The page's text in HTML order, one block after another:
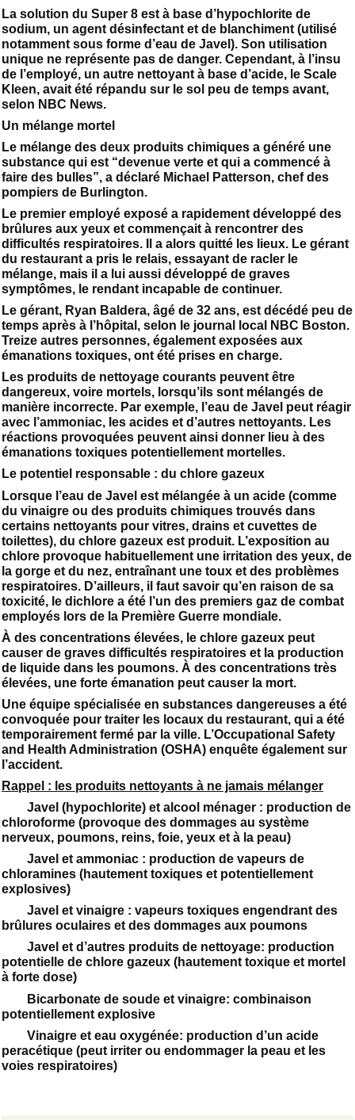
La solution du Super 8 est à base d’hypochlorite de
sodium, un agent désinfectant et de blanchiment (utilisé
notamment sous forme d’eau de Javel). Son utilisation
unique ne représente pas de danger. Cependant, à l’insu
de l’employé, un autre nettoyant à base d’acide, le Scale
Kleen, avait été répandu sur le sol peu de temps avant,
selon NBC News.
Un mélange mortel
Le mélange des deux produits chimiques a généré une
substance qui est “devenue verte et qui a commencé à
faire des bulles”, a déclaré Michael Patterson, chef des
pompiers de Burlington.
Le premier employé exposé a rapidement développé des
brûlures aux yeux et commençait à rencontrer des
difficultés respiratoires. Il a alors quitté les lieux. Le gérant
du restaurant a pris le relais, essayant de racler le
mélange, mais il a lui aussi développé de graves
symptômes, le rendant incapable de continuer.
Le gérant, Ryan Baldera, âgé de 32 ans, est décédé peu de
temps après à l’hôpital, selon le journal local NBC Boston.
Treize autres personnes, également exposées aux
émanations toxiques, ont été prises en charge.
Les produits de nettoyage courants peuvent être
dangereux, voire mortels, lorsqu’ils sont mélangés de
manière incorrecte. Par exemple, l’eau de Javel peut réagir
avec l’ammoniac, les acides et d’autres nettoyants. Les
réactions provoquées peuvent ainsi donner lieu à des
émanations toxiques potentiellement mortelles.
Le potentiel responsable : du chlore gazeux
Lorsque l’eau de Javel est mélangée à un acide (comme
du vinaigre ou des produits chimiques trouvés dans
certains nettoyants pour vitres, drains et cuvettes de
toilettes), du chlore gazeux est produit. L’exposition au
chlore provoque habituellement une irritation des yeux, de
la gorge et du nez, entraînant une toux et des problèmes
respiratoires. D’ailleurs, il faut savoir qu’en raison de sa
toxicité, le dichlore a été l’un des premiers gaz de combat
employés lors de la Première Guerre mondiale.
À des concentrations élevées, le chlore gazeux peut
causer de graves difficultés respiratoires et la production
de liquide dans les poumons. À des concentrations très
élevées, une forte émanation peut causer la mort.
Une équipe spécialisée en substances dangereuses a été
convoquée pour traiter les locaux du restaurant, qui a été
temporairement fermé par la ville. L’Occupational Safety
and Health Administration (OSHA) enquête également sur
l’accident.
Rappel : les produits nettoyants à ne jamais mélanger
Javel (hypochlorite) et alcool ménager : production de
chloroforme (provoque des dommages au système
nerveux, poumons, reins, foie, yeux et à la peau)
Javel et ammoniac : production de vapeurs de
chloramines (hautement toxiques et potentiellement
explosives)
Javel et vinaigre : vapeurs toxiques engendrant des
brûlures oculaires et des dommages aux poumons
Javel et d’autres produits de nettoyage: production
potentielle de chlore gazeux (hautement toxique et mortel
à forte dose)
Bicarbonate de soude et vinaigre: combinaison
potentiellement explosive
Vinaigre et eau oxygénée: production d’un acide
peracétique (peut irriter ou endommager la peau et les
voies respiratoires)